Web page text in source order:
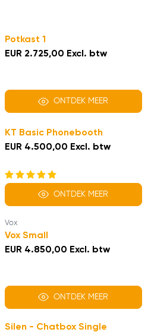
Potkast 1
EUR 2.725,00 Excl. btw
ONTDEK MEER
KT Basic Phonebooth
EUR 4.500,00 Excl. btw
ONTDEK MEER
Vox
Vox Small
EUR 4.850,00 Excl. btw
ONTDEK MEER
Silen - Chatbox Single